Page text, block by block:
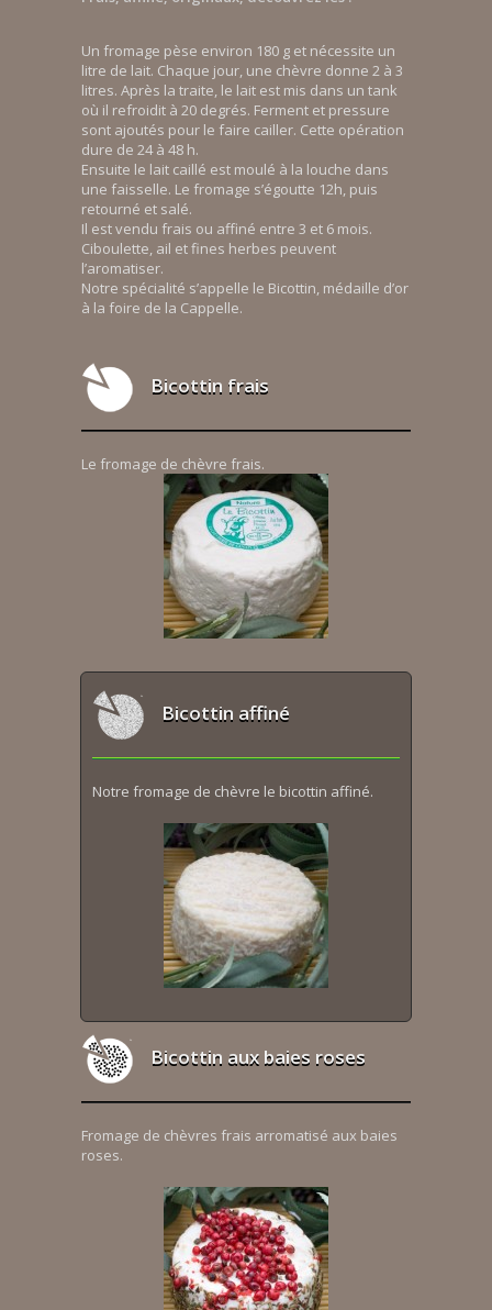
Un fromage pèse environ 180 g et nécessite un
litre de lait. Chaque jour, une chèvre donne 2 à 3
litres. Après la traite, le lait est mis dans un tank
où il refroidit à 20 degrés. Ferment et pressure
sont ajoutés pour le faire cailler. Cette opération
dure de 24 à 48 h.
Ensuite le lait caillé est moulé à la louche dans
une faisselle. Le fromage s’égoutte 12h, puis
retourné et salé.
Il est vendu frais ou affiné entre 3 et 6 mois.
Ciboulette, ail et fines herbes peuvent
l’aromatiser.
Notre spécialité s’appelle le Bicottin, médaille d’or
à la foire de la Cappelle.
Bicottin frais
Le fromage de chèvre frais.
Bicottin affiné
Notre fromage de chèvre le bicottin affiné.
Bicottin aux baies roses
Fromage de chèvres frais arromatisé aux baies
roses.